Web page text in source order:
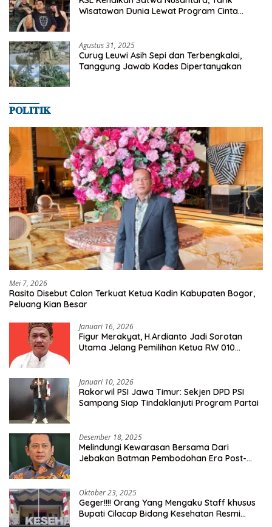
Wisatawan Dunia Lewat Program Cinta
Agustus 31, 2025
Curug Leuwi Asih Sepi dan Terbengkalai,
Tanggung Jawab Kades Dipertanyakan
𝐏𝐎𝐋𝐈𝐓𝐈𝐊
Mei 7, 2026
Rasito Disebut Calon Terkuat Ketua Kadin Kabupaten Bogor,
Peluang Kian Besar
Januari 16, 2026
Figur Merakyat, H.Ardianto Jadi Sorotan
Utama Jelang Pemilihan Ketua RW 010
Januari 10, 2026
Rakorwil PSI Jawa Timur: Sekjen DPD PSI
Sampang Siap Tindaklanjuti Program Partai
Desember 18, 2025
Melindungi Kewarasan Bersama Dari
Jebakan Batman Pembodohan Era Post-
Oktober 23, 2025
Geger!!!! Orang Yang Mengaku Staff khusus
Bupati Cilacap Bidang Kesehatan Resmi